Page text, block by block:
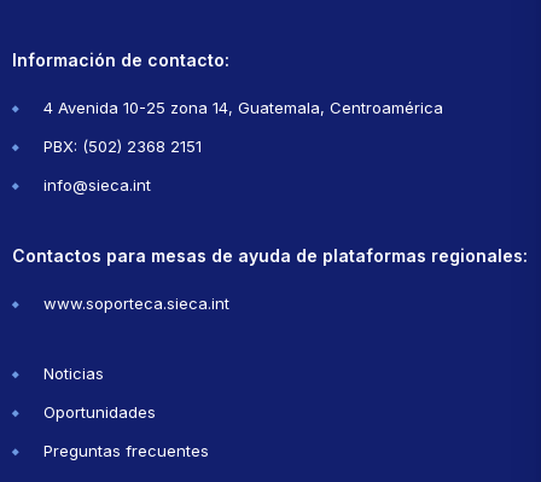
Información de contacto:
4 Avenida 10-25 zona 14, Guatemala, Centroamérica
PBX: (502) 2368 2151
info@sieca.int
Contactos para mesas de ayuda de plataformas regionales:
www.soporteca.sieca.int
Noticias
Oportunidades
Preguntas frecuentes